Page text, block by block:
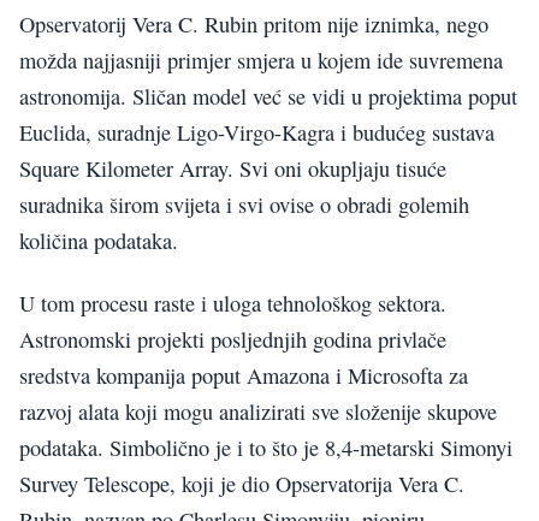
Opservatorij Vera C. Rubin pritom nije iznimka, nego
možda najjasniji primjer smjera u kojem ide suvremena
astronomija. Sličan model već se vidi u projektima poput
Euclida, suradnje Ligo-Virgo-Kagra i budućeg sustava
Square Kilometer Array. Svi oni okupljaju tisuće
suradnika širom svijeta i svi ovise o obradi golemih
količina podataka.
U tom procesu raste i uloga tehnološkog sektora.
Astronomski projekti posljednjih godina privlače
sredstva kompanija poput Amazona i Microsofta za
razvoj alata koji mogu analizirati sve složenije skupove
podataka. Simbolično je i to što je 8,4-metarski Simonyi
Survey Telescope, koji je dio Opservatorija Vera C.